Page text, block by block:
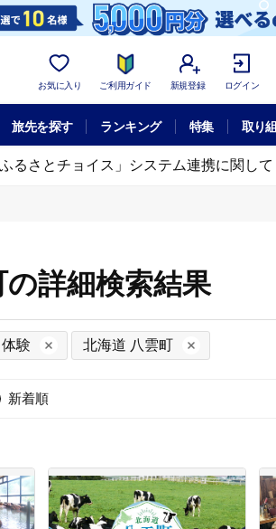
お気に入り ご利用ガイド 新規登録 ログイン
旅先を探す ランキング 特集 取り
ふるさとチョイス」システム連携に関して
詳細検索結果
験 北海道 八雲町
新着順